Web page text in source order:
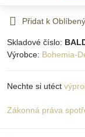
Přidat k
Skladové číslo:
Výrobce: Bohemia-
Nechte si utéct
Zákonná práva